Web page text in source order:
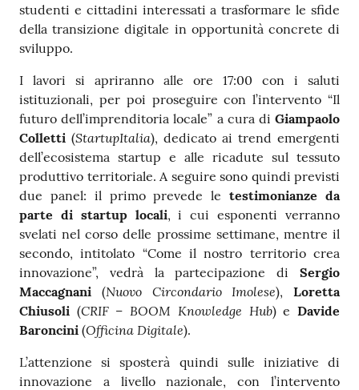
studenti e cittadini interessati a trasformare le sfide
della transizione digitale in opportunità concrete di
sviluppo.
I lavori si apriranno alle ore 17:00 con i saluti
istituzionali, per poi proseguire con l’intervento “Il
futuro dell’imprenditoria locale” a cura di Giampaolo
Colletti (StartupItalia), dedicato ai trend emergenti
dell’ecosistema startup e alle ricadute sul tessuto
produttivo territoriale. A seguire sono quindi previsti
due panel: il primo prevede letestimonianze da
parte di startup locali, i cui esponenti verranno
svelati nel corso delle prossime settimane, mentre il
secondo, intitolato “Come il nostro territorio crea
innovazione”, vedrà la partecipazione di Sergio
Maccagnani (Nuovo Circondario Imolese), Loretta
Chiusoli (CRIF – BOOM Knowledge Hub) eDavide
Baroncini (Officina Digitale).
L’attenzione si sposterà quindi sulle iniziative di
innovazione a livello nazionale, con l’intervento